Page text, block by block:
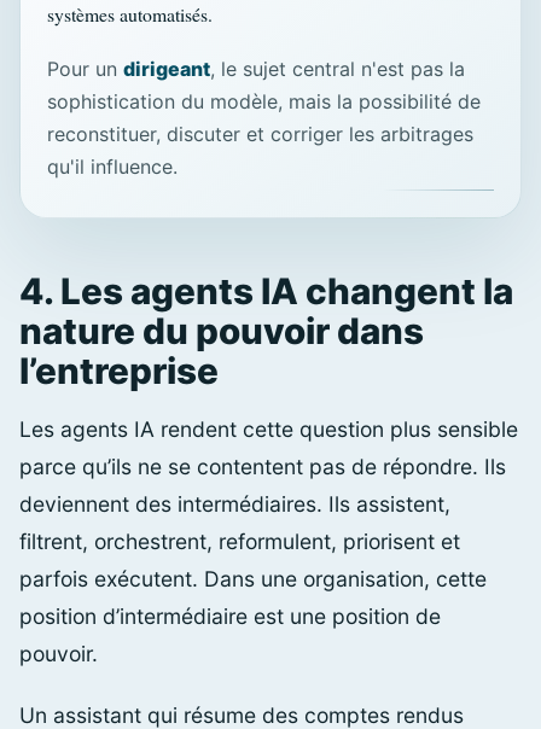
systèmes automatisés.
Pour un dirigeant, le sujet central n'est pas la
sophistication du modèle, mais la possibilité de
reconstituer, discuter et corriger les arbitrages
qu'il influence.
4. Les agents IA changent la
nature du pouvoir dans
l’entreprise
Les agents IA rendent cette question plus sensible
parce qu’ils ne se contentent pas de répondre. Ils
deviennent des intermédiaires. Ils assistent,
filtrent, orchestrent, reformulent, priorisent et
parfois exécutent. Dans une organisation, cette
position d’intermédiaire est une position de
pouvoir.
Un assistant qui résume des comptes rendus